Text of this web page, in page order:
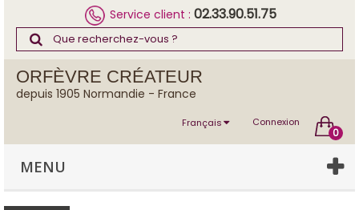
Service client : 02.33.90.51.75
ORFÈVRE CRÉATEUR
depuis 1905 Normandie - France
0
Connexion
Français
MENU